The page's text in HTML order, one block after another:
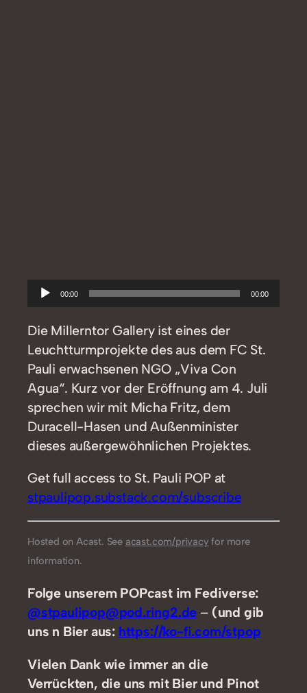
Audio-
Player
00:00 00:00
Die Millerntor Gallery ist eines der
Leuchtturmprojekte des aus dem FC St.
Pauli erwachsenen NGO „Viva Con
Agua“. Kurz vor der Eröffnung am 4. Juli
sprechen wir mit Micha Fritz, dem
Duracell-Hasen und Außenminister
dieses außergewöhnlichen Projektes.
Get full access to St. Pauli POP at
stpaulipop.substack.com/subscribe
Hosted on Acast. See acast.com/privacy for more
information.
Folge unserem POPcast im Fediverse:
@stpaulipop@pod.ring2.de – (und gib
uns n Bier aus: https://ko-fi.com/stpop
Vielen Dank wie immer an die
Verrückten, die uns mit Bier und Pinot